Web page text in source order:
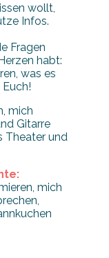
wollt,
Infos.
Fragen
habt:
was es
mich
Gitarre
Theater und
mich